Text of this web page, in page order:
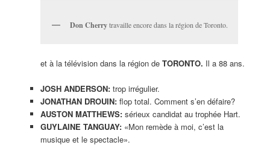
Don Cherrytravaille encore dans la région de Toronto.
et à la télévision dans la région de TORONTO. Il a 88 ans.
JOSH ANDERSON:trop irrégulier.
JONATHAN DROUIN:flop total. Comment s’en défaire?
AUSTON MATTHEWS:sérieux candidat au trophée Hart.
GUYLAINE TANGUAY: «Mon remède à moi, c’est la
musique et le spectacle».